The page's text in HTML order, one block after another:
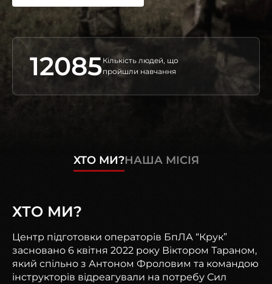
12085Кількість людей, що
пройшли навчання
ХТО МИ?НАША МІСІЯ
ХТО МИ?
Центр підготовки операторів БпЛА “Крук”
засновано 6 квітня 2022 року Віктором Тараном,
який спільно з Антоном Фроловим та командою
інструкторів відреагували на потребу Сил